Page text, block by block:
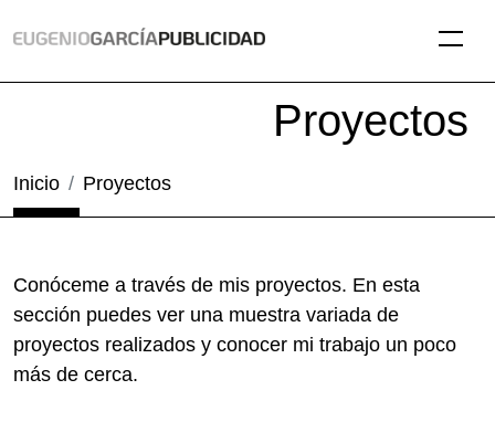
Proyectos
Inicio Proyectos
Conóceme a través de mis proyectos. En esta
sección puedes ver una muestra variada de
proyectos realizados y conocer mi trabajo un poco
más de cerca.